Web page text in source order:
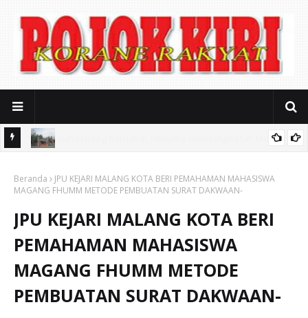
Seragam Mahal dan Iuran Komite
Beranda
JPU KEJARI MALANG KOTA BERI PEMAHAMAN MAHASISWA
MAGANG FHUMM METODE PEMBUATAN SURAT DAKWAAN-
JPU KEJARI MALANG KOTA BERI
PEMAHAMAN MAHASISWA
MAGANG FHUMM METODE
PEMBUATAN SURAT DAKWAAN-